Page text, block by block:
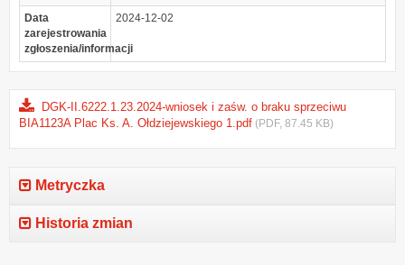
Data
zarejestrowania
zgłoszenia/informacji
2024-12-02
DGK-II.6222.1.23.2024-wniosek i zaśw. o braku sprzeciwu
BIA1123A Plac Ks. A. Ołdziejewskiego 1.pdf (PDF, 87.45 KB)
Metryczka
Historia zmian